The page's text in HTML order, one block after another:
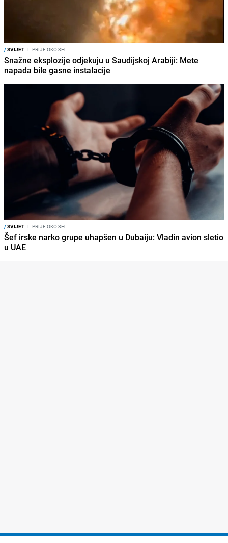
/SVIJET I PRIJE OKO 3H
Snažne eksplozije odjekuju u Saudijskoj Arabiji: Mete
napada bile gasne instalacije
/SVIJET I PRIJE OKO 3H
Šef irske narko grupe uhapšen u Dubaiju: Vladin avion sletio
u UAE